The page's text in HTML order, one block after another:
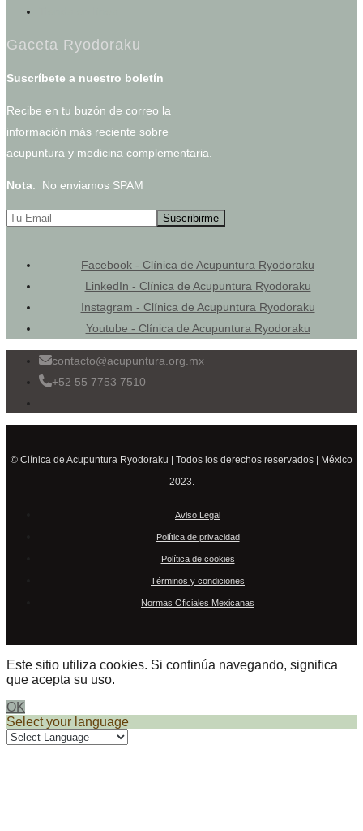
Gaceta Ryodoraku
Suscríbete a nuestro boletín
Recibe en tu buzón de correo la
información más reciente sobre
acupuntura y medicina complementaria.
Nota: No enviamos SPAM
Facebook - Clínica de Acupuntura Ryodoraku
LinkedIn - Clínica de Acupuntura Ryodoraku
Instagram - Clínica de Acupuntura Ryodoraku
Youtube - Clínica de Acupuntura Ryodoraku
contacto@acupuntura.org.mx
+52 55 7753 7510
© Clínica de Acupuntura Ryodoraku | Todos los derechos reservados | México
2023.
Aviso Legal
Política de privacidad
Política de cookies
Términos y condiciones
Normas Oficiales Mexicanas
Este sitio utiliza cookies. Si continúa navegando, significa
que acepta su uso.
OK
Select your language